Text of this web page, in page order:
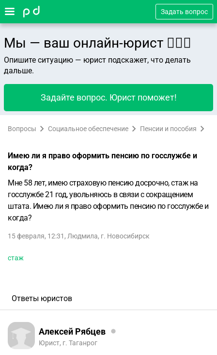
Задать вопрос
Мы — ваш онлайн-юрист 👨🏻‍⚖️
Опишите ситуацию — юрист подскажет, что делать
дальше.
Задайте вопрос. Юрист поможет!
Вопросы Социальное обеспечение Пенсии и пособия
Имею ли я право оформить пенсию по госслужбе и
когда?
Мне 58 лет, имею страховую пенсию досрочно, стаж на
госслужбе 21 год, увольняюсь в связи с сокращением
штата. Имею ли я право оформить пенсию по госслужбе и
когда?
15 февраля, 12:31 , Людмила, г. Новосибирск
стаж
Ответы юристов
Алексей Рябцев
Юрист, г. Таганрог